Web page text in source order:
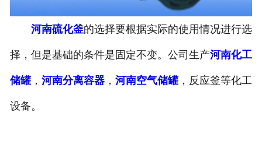
河南塔器
河南换热容器
河南硫化釜的选择要根据实际的使用情况进行选
择，但是基础的条件是固定不变。公司生产河南化工
储罐， 河南分离容器， 河南空气储罐，反应釜等化工
设备。